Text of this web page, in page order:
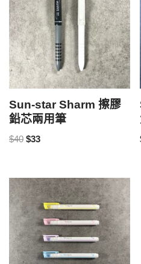
Sun-star Sharm 擦膠
鉛芯兩用筆
$40 $33